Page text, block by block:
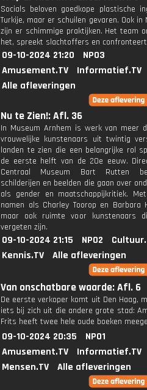
Socials beloven goedkope plastische
Turkije, maar er schuilen gevaren. Ook in
zijn er schimmige praktijken. Het team
het, spreekt slachtoffers en
09-10-2024 21:20
NPO3
Amusement.TV
Informatief.TV
Alle afleveringen
Nu te Zien!: Afl. 36
In Museum Arnhem is werk van meer
vrouwelijke kunstenaars uit twintig
landen te zien die een belangrijke rol
de eerste helft van de 20e eeuw.
Centraal Museum Bart Rutten
schilderijen en beelden die gaan over
als gender en maatschappijkritiek.
namen als Charley Toorop en Barbara
maar ook ruimte voor kunstenaars
vergeten zijn.
09-10-2024 21:15 NPO2
Kennis.TV
Alle afleveringen
Van onschatbare waarde: Afl. 6
De eerste verkoper komt uit Den Haag,
iets bij zich uit die andere grote stad:
Frits heeft twee hele oude boeken
09-10-2024 20:35
NPO1
Amusement.TV
Informatief.TV
Mensen.TV
Alle afleveringen